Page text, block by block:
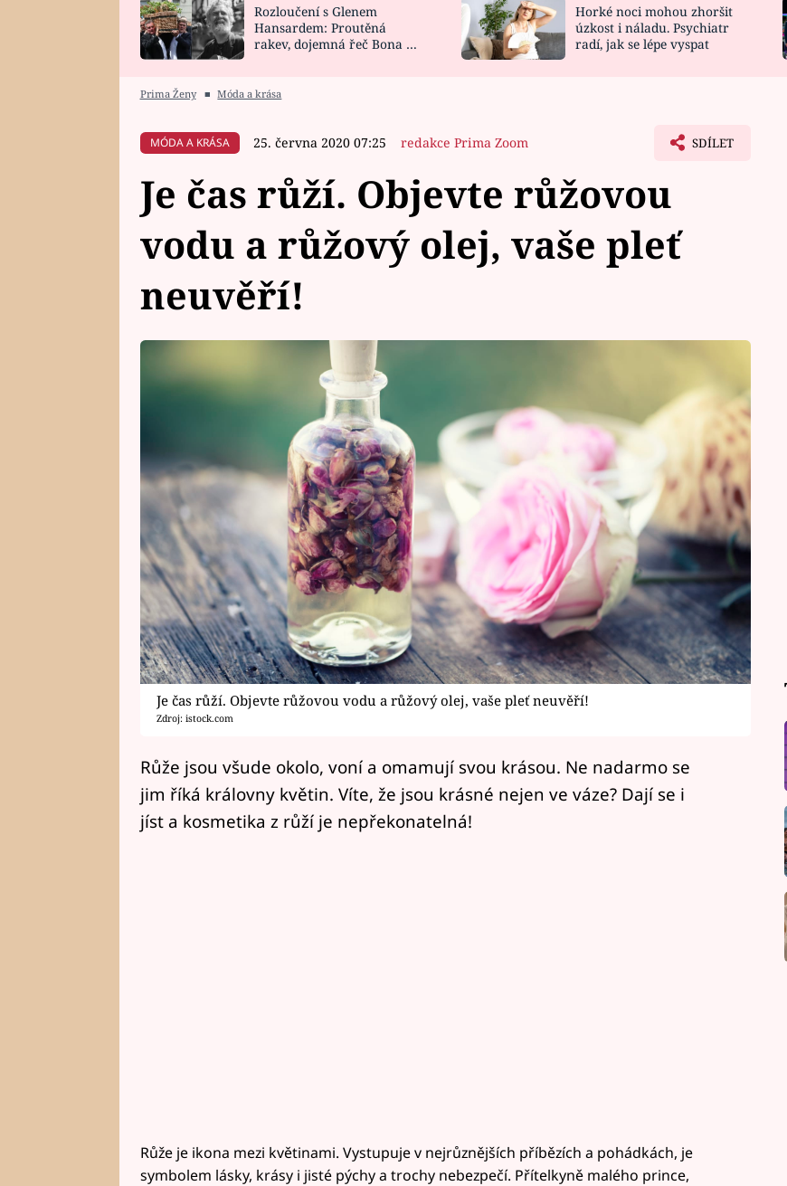
HOROSKOP NA
CELEBRITY
VAŘENÍ
NOVINKY
VIDEORECEPTY
DESIGN
Rozloučení s Glenem
Hansardem: Proutěná
rakev, dojemná řeč Bona a
Horké noci mohou zhoršit
úzkost i náladu. Psychiatr
radí, jak se lépe vyspat
Prima Ženy ■ Móda a krása
MÓDA A KRÁSA 25. června 2020 07:25 redakce Prima Zoom SDÍLET
Je čas růží. Objevte růžovou
vodu a růžový olej, vaše pleť
neuvěří!
Je čas růží. Objevte růžovou vodu a růžový olej, vaše pleť neuvěří!
Zdroj: istock.com
Růže jsou všude okolo, voní a omamují svou krásou. Ne nadarmo se
jim říká královny květin. Víte, že jsou krásné nejen ve váze? Dají se i
jíst a kosmetika z růží je nepřekonatelná!
Růže je ikona mezi květinami. Vystupuje v nejrůznějších příbězích a pohádkách, je
symbolem lásky, krásy i jisté pýchy a trochy nebezpečí. Přítelkyně malého prince,